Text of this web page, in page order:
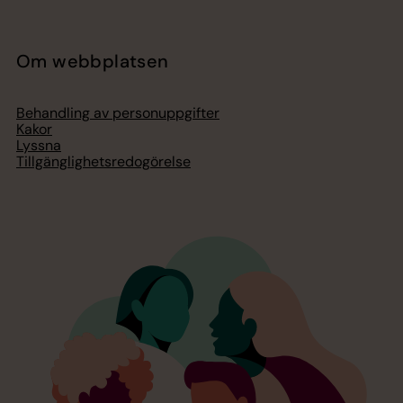
Om webbplatsen
Behandling av personuppgifter
Kakor
Lyssna
Tillgänglighetsredogörelse